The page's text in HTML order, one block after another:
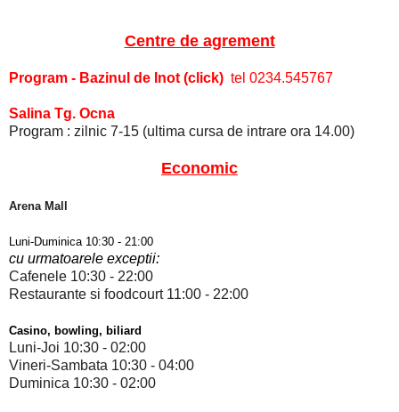
Centre de agrement
Program - Bazinul de Inot (click) tel 0234.545767
Salina Tg. Ocna
Program : zilnic 7-15 (ultima cursa de intrare ora 14.00)
Economic
Arena Mall
Luni-Duminica 10:30 - 21:00
cu urmatoarele exceptii:
Cafenele 10:30 - 22:00
Restaurante si foodcourt 11:00 - 22:00
Casino, bowling, biliard
Luni-Joi 10:30 - 02:00
Vineri-Sambata 10:30 - 04:00
Duminica 10:30 - 02:00